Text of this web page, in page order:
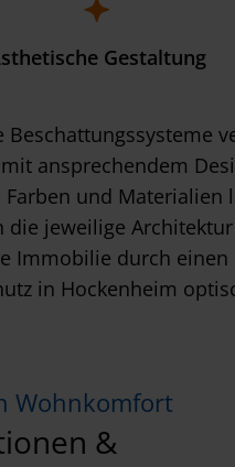
Gestaltung
Beschattungssysteme
ansprechendem
und Materialien
die jeweilige
Immobilie durch einen
in Hockenheim
Wohnkomfort
&